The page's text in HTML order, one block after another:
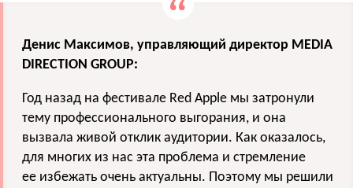
Денис Максимов, управляющий директор MEDIA
DIRECTION GROUP:
Год назад на фестивале Red Apple мы затронули
тему профессионального выгорания, и она
вызвала живой отклик аудитории. Как оказалось,
для многих из нас эта проблема и стремление
ее избежать очень актуальны. Поэтому мы решили